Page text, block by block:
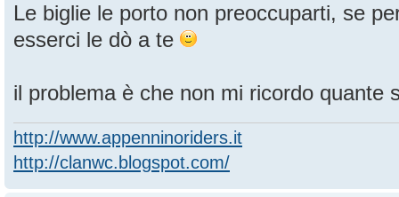
Le biglie le porto non preoccuparti, se
esserci le dò a te
il problema è che non mi ricordo quante
http://www.appenninoriders.it
http://clanwc.blogspot.com/